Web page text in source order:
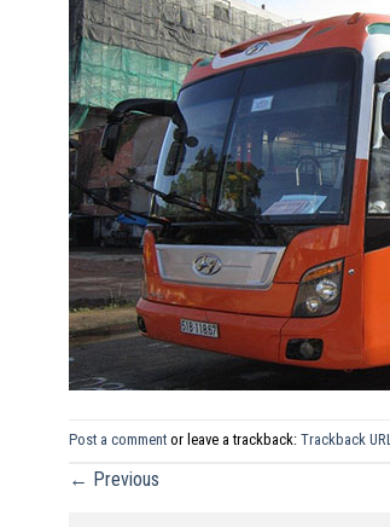
Post a comment or leave a trackback: Trackback URL
← Previous